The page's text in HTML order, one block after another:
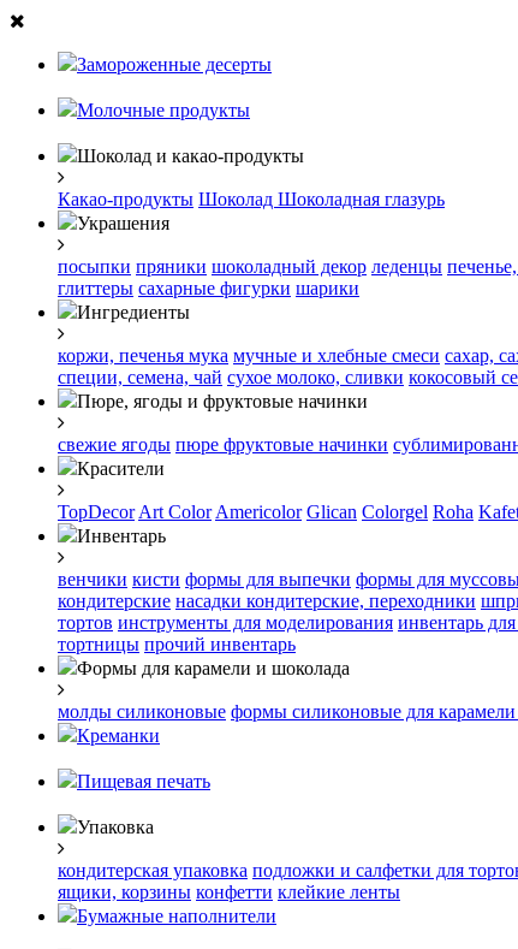
Замороженные десерты
Молочные продукты
Шоколад и какао-продукты
Какао-продукты Шоколад Шоколадная глазурь
Украшения
посыпки пряники шоколадный декор леденцы
глиттеры сахарные фигурки шарики
Ингредиенты
коржи, печенья мука мучные и хлебные смеси сахар,
специи, семена, чай сухое молоко, сливки кокосовый
Пюре, ягоды и фруктовые начинки
свежие ягоды пюре фруктовые начинки
Красители
TopDecor Art Color Americolor Glican Colorgel Roha
Инвентарь
венчики кисти формы для выпечки формы для
кондитерские насадки кондитерские, переходники
тортов инструменты для моделирования инвентарь
тортницы прочий инвентарь
Формы для карамели и шоколада
молды силиконовые формы силиконовые для
Креманки
Пищевая печать
Упаковка
кондитерская упаковка подложки и салфетки для
ящики, корзины конфетти клейкие ленты
Бумажные наполнители